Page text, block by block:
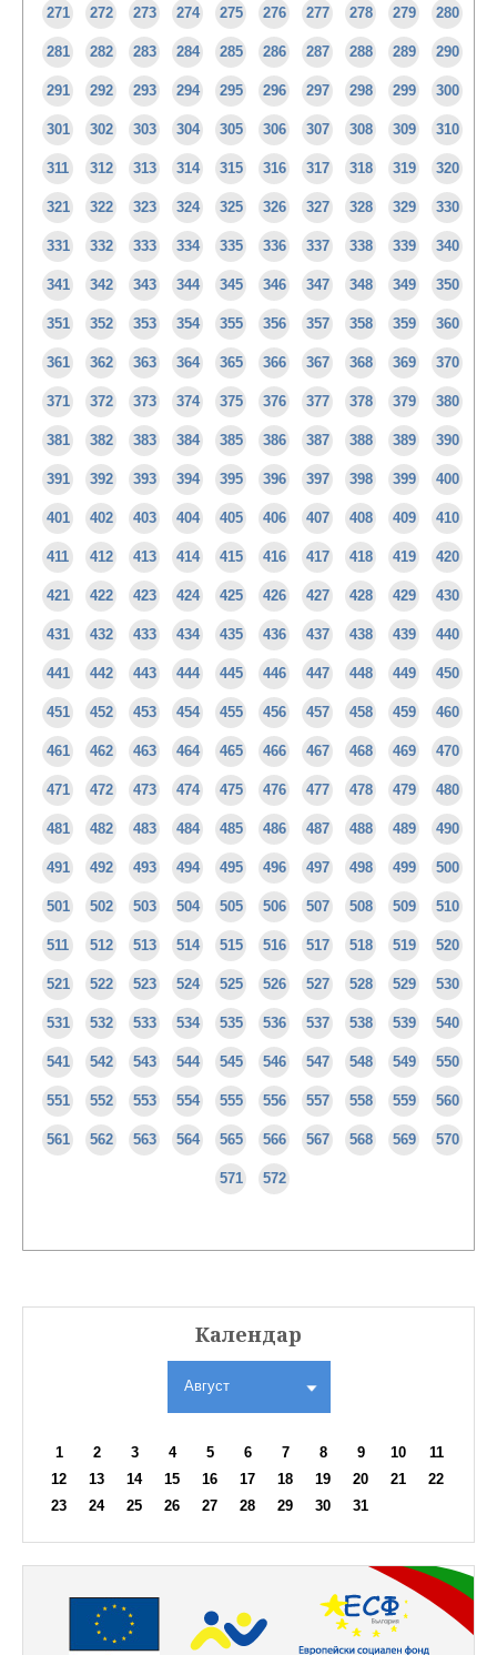
271 272 273 274 275 276 277 278 279 280
281 282 283 284 285 286 287 288 289 290
291 292 293 294 295 296 297 298 299 300
301 302 303 304 305 306 307 308 309 310
311 312 313 314 315 316 317 318 319 320
321 322 323 324 325 326 327 328 329 330
331 332 333 334 335 336 337 338 339 340
341 342 343 344 345 346 347 348 349 350
351 352 353 354 355 356 357 358 359 360
361 362 363 364 365 366 367 368 369 370
371 372 373 374 375 376 377 378 379 380
381 382 383 384 385 386 387 388 389 390
391 392 393 394 395 396 397 398 399 400
401 402 403 404 405 406 407 408 409 410
411 412 413 414 415 416 417 418 419 420
421 422 423 424 425 426 427 428 429 430
431 432 433 434 435 436 437 438 439 440
441 442 443 444 445 446 447 448 449 450
451 452 453 454 455 456 457 458 459 460
461 462 463 464 465 466 467 468 469 470
471 472 473 474 475 476 477 478 479 480
481 482 483 484 485 486 487 488 489 490
491 492 493 494 495 496 497 498 499 500
501 502 503 504 505 506 507 508 509 510
511 512 513 514 515 516 517 518 519 520
521 522 523 524 525 526 527 528 529 530
531 532 533 534 535 536 537 538 539 540
541 542 543 544 545 546 547 548 549 550
551 552 553 554 555 556 557 558 559 560
561 562 563 564 565 566 567 568 569 570
571 572
Календар
Август
1 2 3 4 5 6 7 8 9 10
11
12
13 14 15 16 17 18 19 20 21
22
23
24 25 26 27 28 29 30 31